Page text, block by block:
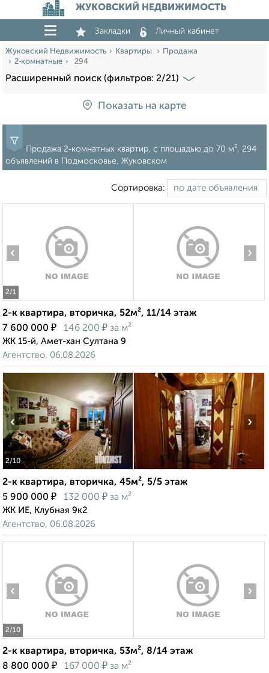
ЖУКОВСКИЙ НЕДВИЖИМОСТЬ
Закладки Личный кабинет
Жуковский Недвижимость Квартиры
Продажа
2‑комнатные
294
Расширенный поиск (фильтров: 2/21)
Показать на карте
Продажа 2‑комнатных квартир, c площадью до 70 м², 294
объявлений в Подмосковье, Жуковском
Сортировка:
2/1
‹ ›
2-к квартира, вторичка, 52м², 11/14 этаж
7 600 000 ₽ 146 200 ₽ за м²
ЖК 15-й, Амет-хан Султана 9
Агентство, 06.08.2026
2/10
‹ ›
2-к квартира, вторичка, 45м², 5/5 этаж
5 900 000 ₽ 132 000 ₽ за м²
ЖК ИЕ, Клубная 9к2
Агентство, 06.08.2026
2/10
‹ ›
2-к квартира, вторичка, 53м², 8/14 этаж
8 800 000 ₽ 167 000 ₽ за м²